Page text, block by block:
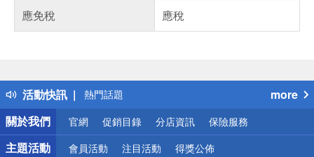
應免稅
應稅
活動快訊
得獎公告
熱門話題
銀行優惠
偏遠地區配送
詐騙網頁！請小心！
more
關於我們
官網 促銷目錄 分店資訊 保險服務
主題活動 會員活動 注目活動 得獎公佈